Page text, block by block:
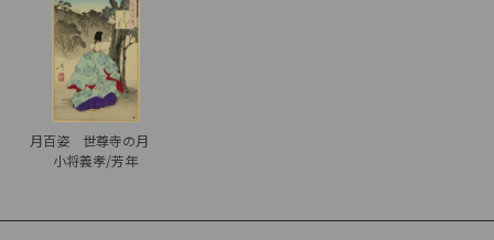
月百姿 世尊寺の月
小将義孝/芳年